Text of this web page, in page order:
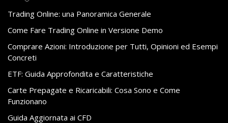
Trading Online: una Panoramica Generale
Come Fare Trading Online in Versione Demo
Comprare Azioni: Introduzione per Tutti, Opinioni ed Esempi
Concreti
ETF: Guida Approfondita e Caratteristiche
Carte Prepagate e Ricaricabili: Cosa Sono e Come
Funzionano
Guida Aggiornata ai CFD